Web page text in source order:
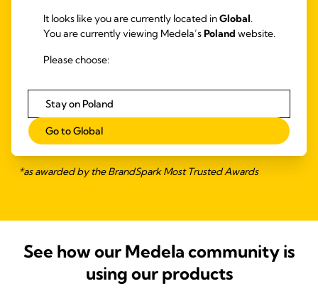
*as awarded by the BrandSpark Most Trusted Awards
See how our Medela community is
using our products
It looks like you are currently located inGlobal.
You are currently viewing Medela’sPoland website.
Please choose:
Stay on Poland
Go to Global